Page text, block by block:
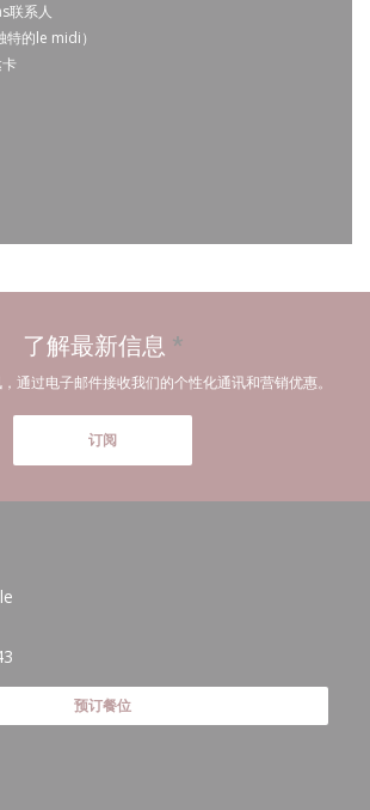
联系人
的le midi）
了解最新信息 *
通过电子邮件接收我们的个性化通讯和营销优惠。
订阅
预订餐位